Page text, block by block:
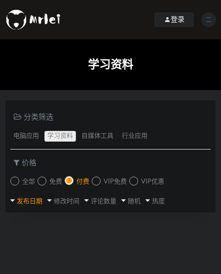
登录
学习资料
分类筛选
电脑应用 学习资料 自媒体工具 行业应用
价格
全部 免费 付费 VIP免费 VIP优惠
发布日期 修改时间 评论数量 随机 热度